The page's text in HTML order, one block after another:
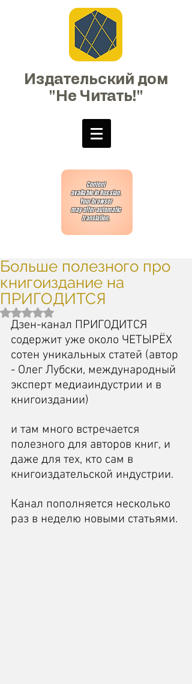
Издательский дом
"Не Читать!"
Content
available in Russian.
Your browser
may offer automatic
translation.
Больше полезного про
книгоиздание на
ПРИГОДИТСЯ
Оценка: не число из 5 звезд.
Дзен-канал ПРИГОДИТСЯ
содержит уже около ЧЕТЫРЁХ
сотен уникальных статей (автор
- Олег Лубски, международный
эксперт медиаиндустрии и в
книгоиздании)
и там много встречается
полезного для авторов книг, и
даже для тех, кто сам в
книгоиздательской индустрии.
Канал пополняется несколько
раз в неделю новыми статьями.